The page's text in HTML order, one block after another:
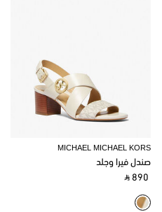
MICHAEL MICHAEL KORS
صندل فيرا وجلد
‎ ⃁ 890 ‎